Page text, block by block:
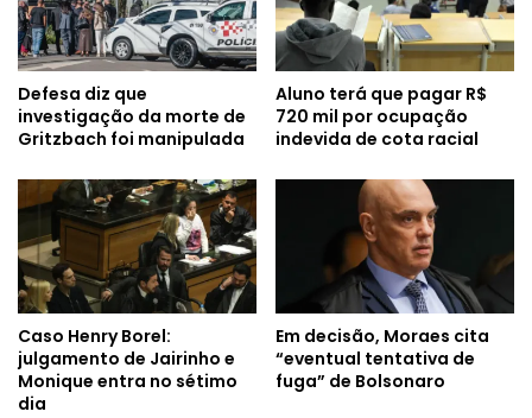
Defesa diz que
investigação da morte de
Gritzbach foi manipulada
Aluno terá que pagar R$
720 mil por ocupação
indevida de cota racial
Caso Henry Borel:
julgamento de Jairinho e
Monique entra no sétimo
dia
Em decisão, Moraes cita
“eventual tentativa de
fuga” de Bolsonaro